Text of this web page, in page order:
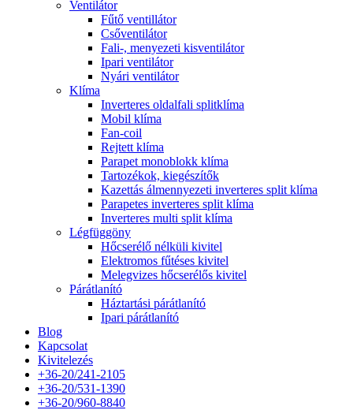
Ventilátor
Fűtő ventillátor
Csőventilátor
Fali-, menyezeti kisventilátor
Ipari ventilátor
Nyári ventilátor
Klíma
Inverteres oldalfali splitklíma
Mobil klíma
Fan-coil
Rejtett klíma
Parapet monoblokk klíma
Tartozékok, kiegészítők
Kazettás álmennyezeti inverteres split klíma
Parapetes inverteres split klíma
Inverteres multi split klíma
Légfüggöny
Hőcserélő nélküli kivitel
Elektromos fűtéses kivitel
Melegvizes hőcserélős kivitel
Párátlanító
Háztartási párátlanító
Ipari párátlanító
Blog
Kapcsolat
Kivitelezés
+36-20/241-2105
+36-20/531-1390
+36-20/960-8840